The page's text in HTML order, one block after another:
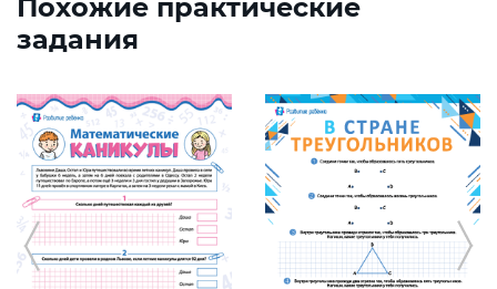
Похожие практические
задания